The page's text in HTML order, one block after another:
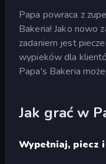
Papa powraca z
Bakeria! Jako nowo
zadaniem jest
wypieków dla
Papa's Bakeria
Jak grać w
Wypełniaj, piecz